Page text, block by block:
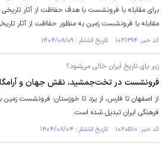
برای مقابله با فرونشست با هدف حفاظت از آثار تاریخی
مقابله با فرونشست زمین به منظور حفاظت از آثار
کد خبر: ۱۰۲۱۲۹۴ تاریخ انتشار : ۱۴۰۴/۰۸/۰۹
زیر پای تاریخ ایران خالی می‌شود؟
فرونشست در تخت‌جمشید، نقش جهان و
از اصفهان تا فارس، از یزد تا خوزستان؛ فرونشست زمین
فرهنگی ایران تبدیل شده است.
کد خبر: ۱۰۲۰۵۱۰ تاریخ انتشار : ۱۴۰۴/۰۸/۰۴